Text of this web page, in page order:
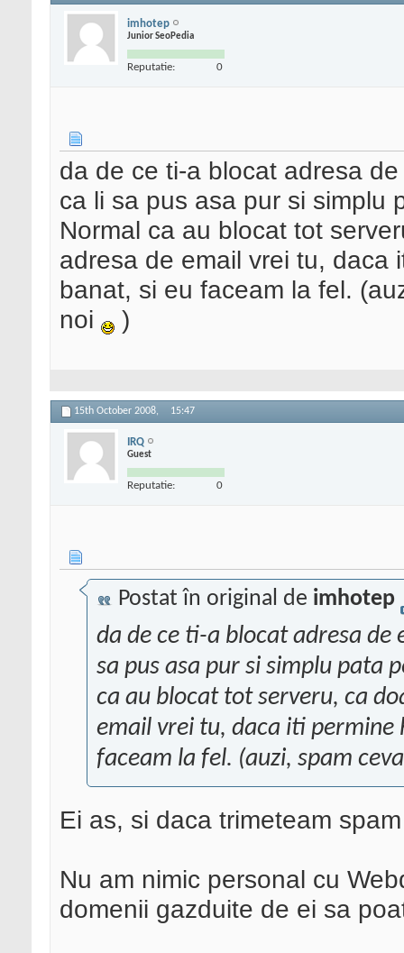
imhotep
Junior SeoPedia
Reputatie: 0
da de ce ti-a blocat adresa
ca li sa pus asa pur si simplu
Normal ca au blocat tot
adresa de email vrei tu, daca
banat, si eu faceam la fel.
noi
)
15th October 2008, 15:47
IRQ
Guest
Reputatie: 0
Postat în original de imhotep
da de ce ti-a blocat adresa de
sa pus asa pur si simplu pata
ca au blocat tot serveru, ca
email vrei tu, daca iti permine
faceam la fel. (auzi, spam
Ei as, si daca trimeteam
Nu am nimic personal cu
domenii gazduite de ei sa